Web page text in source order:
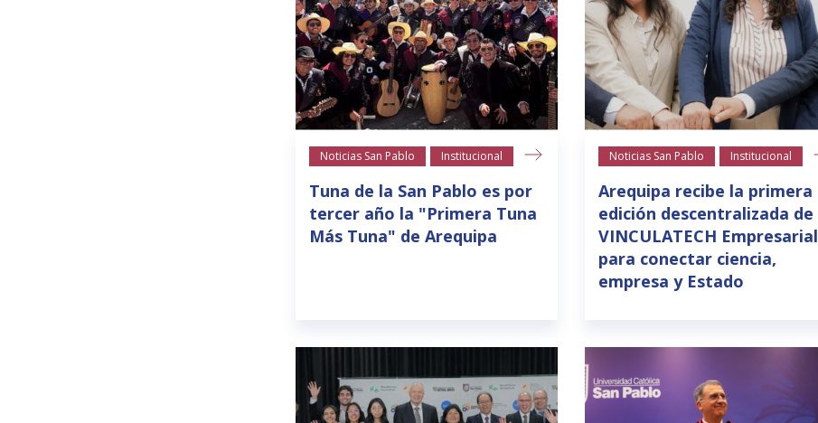
Noticias San Pablo Institucional
Tuna de la San Pablo es por
tercer año la "Primera Tuna
Más Tuna" de Arequipa
Noticias San Pablo Institucional
Arequipa recibe la primera
edición descentralizada de
VINCULATECH Empresarial
para conectar ciencia,
empresa y Estado